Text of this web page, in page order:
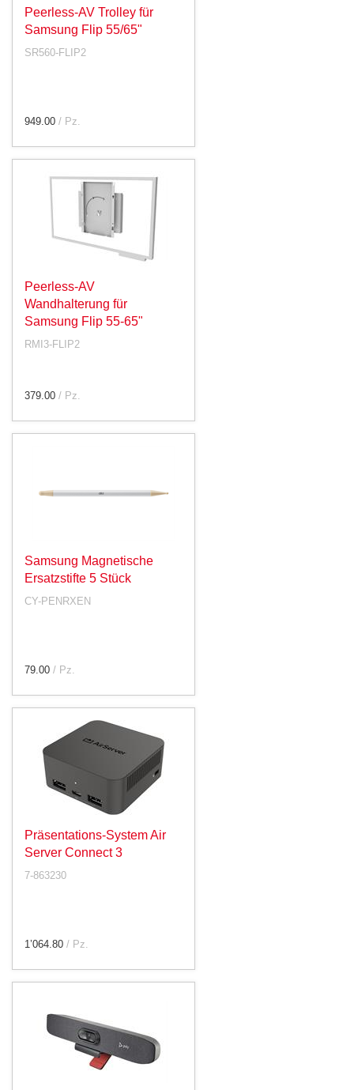
Peerless-AV Trolley für
Samsung Flip 55/65"
SR560-FLIP2
949.00 / Pz.
Peerless-AV
Wandhalterung für
Samsung Flip 55-65"
RMI3-FLIP2
379.00 / Pz.
Samsung Magnetische
Ersatzstifte 5 Stück
CY-PENRXEN
79.00 / Pz.
Präsentations-System Air
Server Connect 3
7-863230
1’064.80 / Pz.